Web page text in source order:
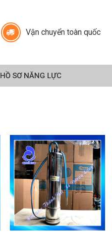
Vận chuyển toàn quốc
HỒ SƠ NĂNG LỰC